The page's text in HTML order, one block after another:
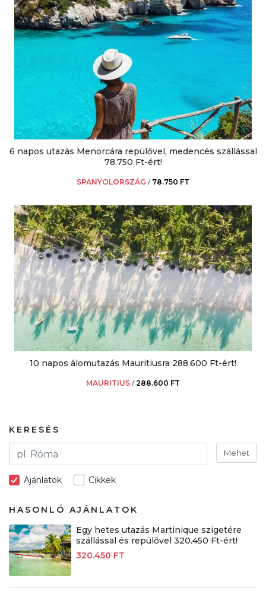
6 napos utazás Menorcára repülővel, medencés szállással
78.750 Ft-ért!
SPANYOLORSZÁG / 78.750 FT
10 napos álomutazás Mauritiusra 288.600 Ft-ért!
MAURITIUS /288.600 FT
KERESÉS
Mehet
Ajánlatok Cikkek
HASONLÓ AJÁNLATOK
Egy hetes utazás Martinique szigetére
szállással és repülővel 320.450 Ft-ért!
320.450 FT